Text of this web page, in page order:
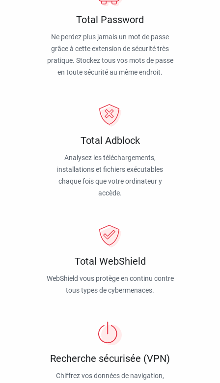
Total Password
Ne perdez plus jamais un mot de passe
grâce à cette extension de sécurité très
pratique. Stockez tous vos mots de passe
en toute sécurité au même endroit.
Total Adblock
Analysez les téléchargements,
installations et fichiers exécutables
chaque fois que votre ordinateur y
accède.
Total WebShield
WebShield vous protège en continu contre
tous types de cybermenaces.
Recherche sécurisée (VPN)
Chiffrez vos données de navigation,